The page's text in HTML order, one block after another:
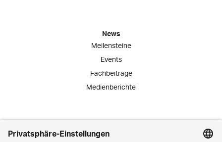
News
Meilensteine
Events
Fachbeiträge
Medienberichte
Engagement